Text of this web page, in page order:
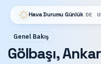
Hava Durumu Günlük DE
Genel Bakış
Gölbaşı,